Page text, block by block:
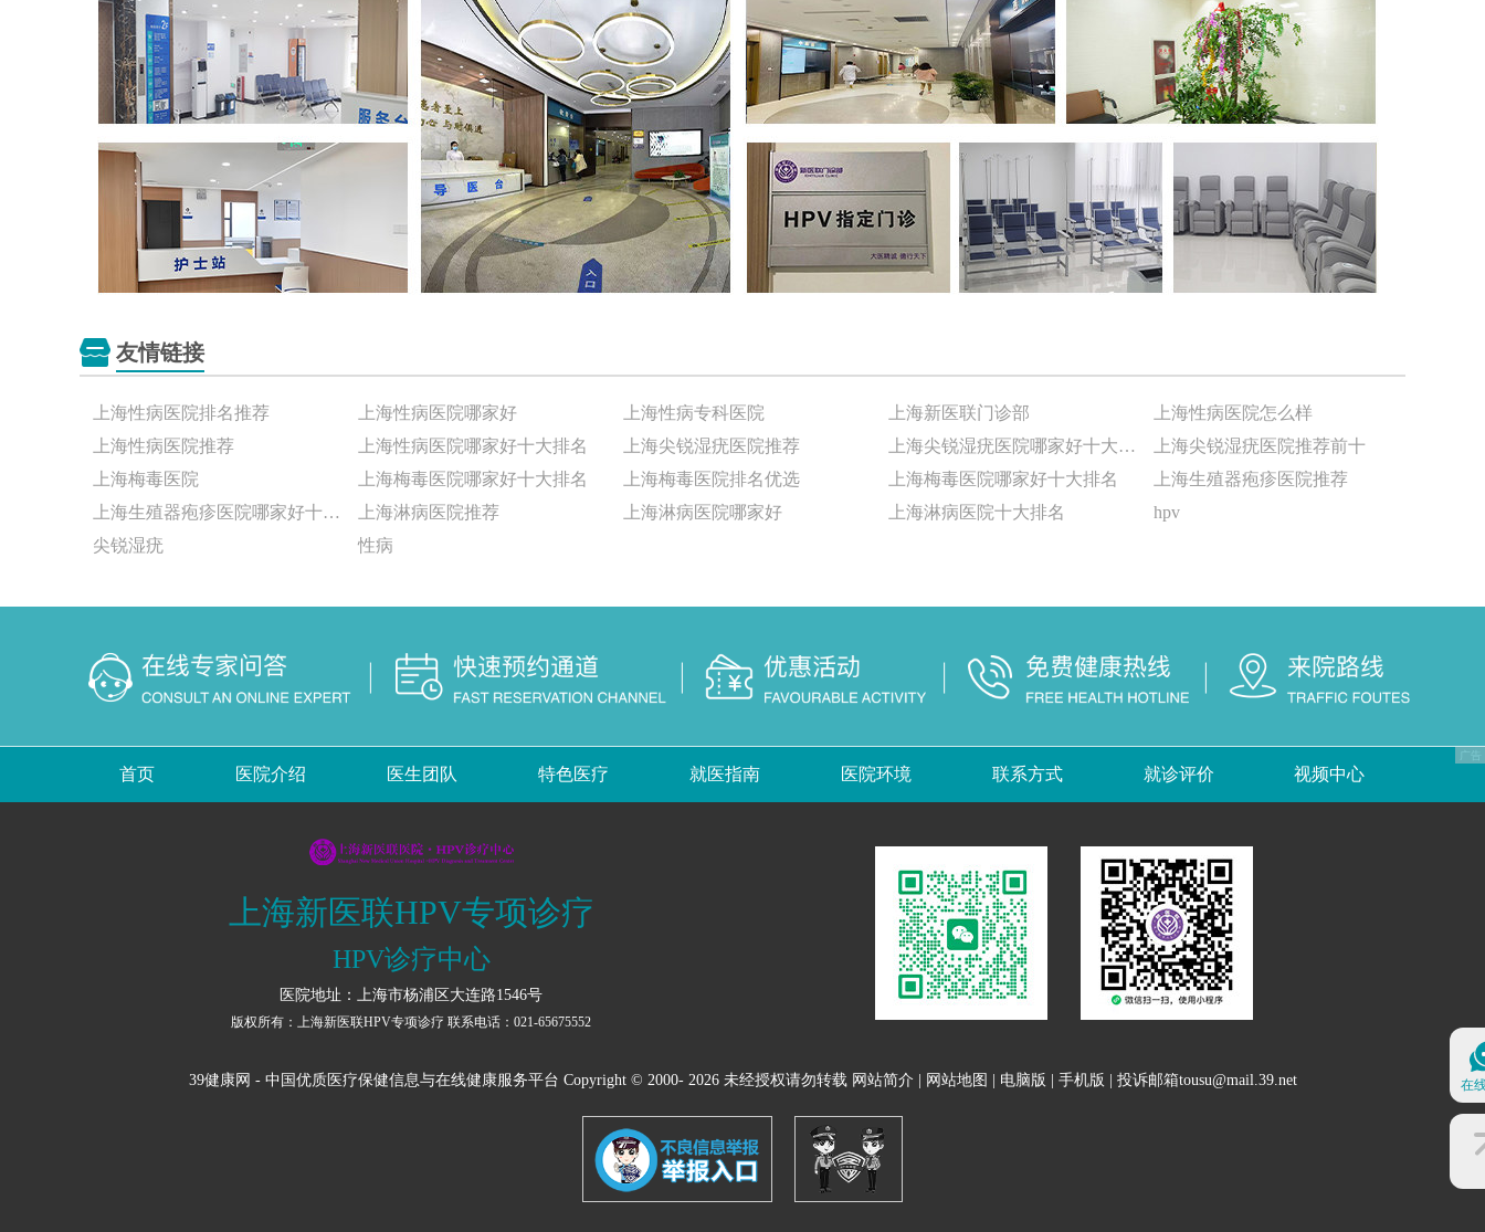
友情链接
上海性病医院排名推荐 上海性病医院哪家好 上海性病专科医院 上海新医联门诊部
上海性病医院怎么样
上海性病医院推荐
上海性病医院哪家好十大排名 上海尖锐湿疣医院推荐 上海尖锐湿疣医院哪家好十大排名
上海尖锐湿疣医院推荐前十
上海梅毒医院
上海梅毒医院哪家好十大排名 上海梅毒医院排名优选 上海梅毒医院哪家好十大排名
上海生殖器疱疹医院推荐
上海生殖器疱疹医院哪家好十大排名
上海淋病医院推荐 上海淋病医院哪家好 上海淋病医院十大排名
hpv
尖锐湿疣
性病
首页 医院介绍 医生团队 特色医疗 就医指南 医院环境 联系方式 就诊评价 视频中心
上海新医联HPV专项诊疗
HPV诊疗中心
医院地址：上海市杨浦区大连路1546号
版权所有：上海新医联HPV专项诊疗 联系电话：021-65675552
39健康网 - 中国优质医疗保健信息与在线健康服务平台 Copyright © 2000- 2026 未经授权请勿转载 网站简介 | 网站地图 | 电脑版 | 手机版 | 投诉邮箱tousu@mail.39.net 在